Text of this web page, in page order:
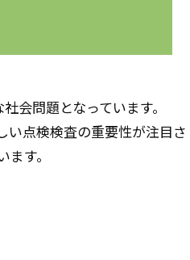
会問題となっています。
い点検検査の重要性が注目さ
ます。